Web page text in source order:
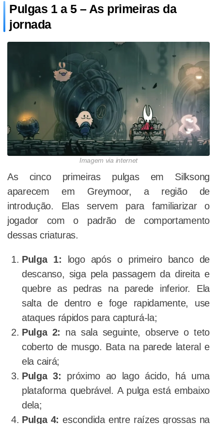
Pulgas 1 a 5 – As primeiras da
jornada
Imagem via internet
As cinco primeiras pulgas em Silksong
aparecem em Greymoor, a região de
introdução. Elas servem para familiarizar o
jogador com o padrão de comportamento
dessas criaturas.
Pulga 1: logo após o primeiro banco de
descanso, siga pela passagem da direita e
quebre as pedras na parede inferior. Ela
salta de dentro e foge rapidamente, use
ataques rápidos para capturá-la;
Pulga 2: na sala seguinte, observe o teto
coberto de musgo. Bata na parede lateral e
ela cairá;
Pulga 3: próximo ao lago ácido, há uma
plataforma quebrável. A pulga está embaixo
dela;
Pulga 4: escondida entre raízes grossas na